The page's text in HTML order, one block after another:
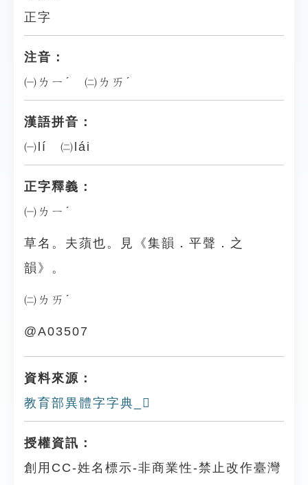
正字
注音：
㈠ㄌㄧˊ ㈡ㄌㄞˊ
漢語拼音：
㈠lí ㈡lái
正字釋義：
㈠ㄌㄧˊ
草名。夫蕦也。見《集韻．平聲．之
韻》。
㈡ㄌㄞˊ
@A03507
資料來源：
教育部異體字字典_𧄚
授權資訊：
創用CC-姓名標示-非商業性-禁止改作臺灣